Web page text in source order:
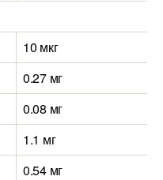
10 мкг
0.27 мг
0.08 мг
1.1 мг
0.54 мг